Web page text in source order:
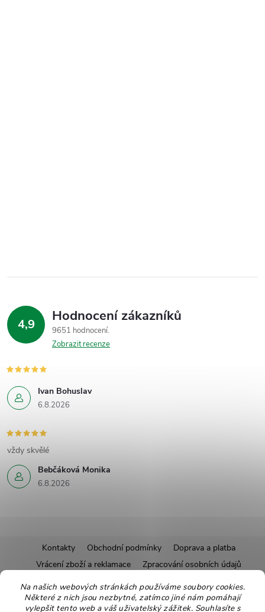
Na našich webových stránkách používáme soubory cookies.
Některé z nich jsou nezbytné, zatímco jiné nám pomáhají
vylepšit tento web a váš uživatelský zážitek. Souhlasíte s
4,9 Hodnocení zákazníků
9651 hodnocení
Zobrazit recenze
Ivan Bohuslav
6.8.2026
Bebčáková Monika
6.8.2026
vždy skvělé
á
Kontakty Obchodní podmínky
Doprava a platba
Vrácení zboží a reklamace
Zpracování osobních údajů
Pravidla soutěží
Affiliate program
Recepty
Pro nové dodavatele
Ekologické balení Moje objednávka